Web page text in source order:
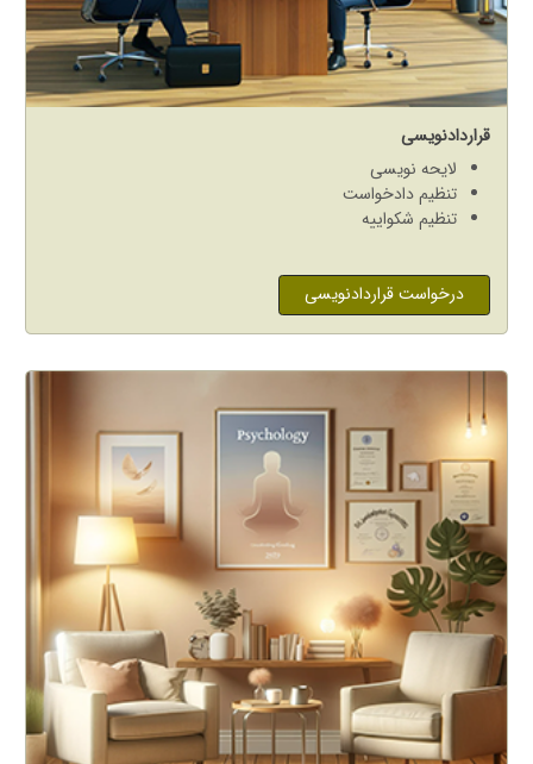
قراردادنویسی
لایحه نویسی
تنظیم دادخواست
تنظیم شکواییه
درخواست قراردادنویسی